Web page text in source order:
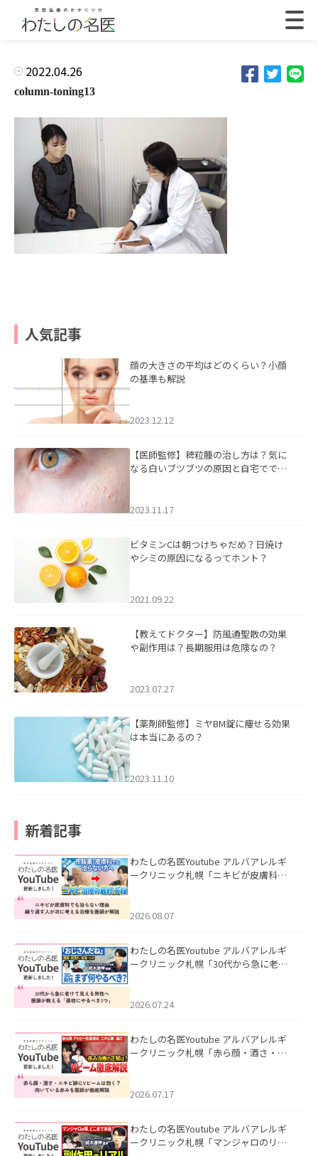
2022.04.26
column-toning13
人気記事
顔の大きさの平均はどのくらい？小顔
の基準も解説
2023.12.12
【医師監修】稗粒腫の治し方は？気に
なる白いブツブツの原因と自宅ででき
2023.11.17
ビタミンCは朝つけちゃだめ？日焼け
やシミの原因になるってホント？
2021.09.22
【教えてドクター】防風通聖散の効果
や副作用は？長期服用は危険なの？
2023.07.27
【薬剤師監修】ミヤBM錠に痩せる効果
は本当にあるの？
2023.11.10
新着記事
わたしの名医Youtube アルバアレルギ
ークリニック札幌「ニキビが皮膚科で
ました。
2026.08.07
わたしの名医Youtube アルバアレルギ
ークリニック札幌「30代から急に老け
た。
2026.07.24
わたしの名医Youtube アルバアレルギ
ークリニック札幌「赤ら顔・酒さ・ニ
した。
2026.07.17
わたしの名医Youtube アルバアレルギ
ークリニック札幌「マンジャロのリア